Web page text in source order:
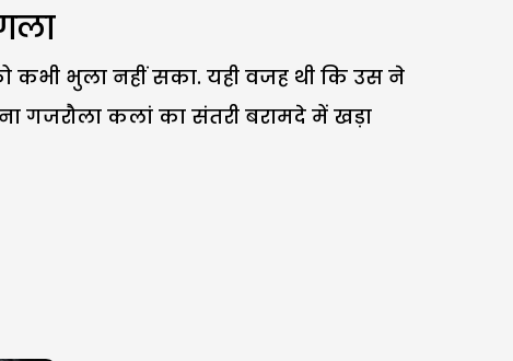
कभी भुला नहीं सका. यही वजह थी कि उस ने
गजरौला कलां का संतरी बरामदे में खड़ा